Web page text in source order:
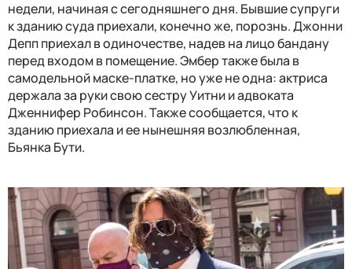
недели, начиная с сегодняшнего дня. Бывшие супруги
к зданию суда приехали, конечно же, порознь. Джонни
Депп приехал в одиночестве, надев на лицо бандану
перед входом в помещение. Эмбер также была в
самодельной маске-платке, но уже не одна: актриса
держала за руки свою сестру Уитни и адвоката
Дженнифер Робинсон. Также сообщается, что к
зданию приехала и ее нынешняя возлюбленная,
Бьянка Бути.